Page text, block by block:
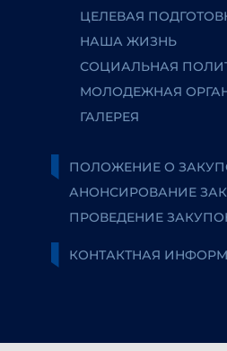
ЦЕЛЕВАЯ
НАША ЖИЗНЬ
СОЦИАЛЬНАЯ
МОЛОДЕЖНАЯ
ГАЛЕРЕЯ
ПОЛОЖЕНИЕ О
АНОНСИРОВАНИЕ
ПРОВЕДЕНИЕ
КОНТАКТНАЯ